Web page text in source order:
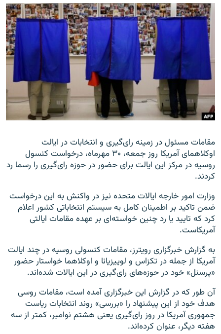
فرکانس‌ها
گزارش‌های تصویری
گزارش‌های ویدئویی
زنان فردا
English
به ما بپیوندید
مقامات مسئول در زمینه رای‌گیری و انتخابات در ایالت
اوکلاهمای آمریکا روز جمعه، ۳۰ مهرماه، درخواست کنسول
روسیه در مرکز این ایالت برای حضور در حوزه رای‌گیری را رسما رد
کردند.
وزارت امور خارجه ایالات متحده نیز در واکنش به این درخواست
ضمن تاکید بر اطمینان کامل به سیستم انتخاباتی کشور اعلام
کرد که تایید یا رد چنین خواسته‌ای بر عهده مقامات ایالتی
آمریکاست.
به گزارش خبرگزاری رویترز، مقامات کنسولی روسیه در چند ایالت
آمریکا از جمله در تکزاس و لوییزیانا و اوکلاهما خواستار حضور
«پرسنل» خود در حوزه‌های رای‌گیری در این ایالات شده‌اند.
آن طور که در گزارش این خبرگزاری آمده است، مقامات روسی
هدف خود از این پیشنهاد را «بررسی» روند انتخابات ریاست
جمهوری آمریکا در روز رای‌گیری یعنی هشتم نوامبر، کمتر از سه
هفته دیگر، عنوان کرده‌اند.